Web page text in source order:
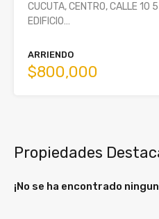
CUCUTA, CENTRO, CALLE 10
EDIFICIO…
ARRIENDO
$800,000
Propiedades
¡No se ha encontrado